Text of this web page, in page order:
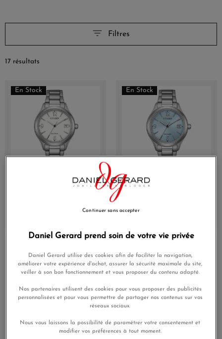
Filtres
17 résultats
En Stock
Montre Citizen Trendy
En Stock
Montre Citizen Trendy
Daniel Gerard prend soin de votre vie privée
Daniel Gerard utilise des cookies afin de faciliter la navigation,
améliorer votre expérience d'achat, assurer la sécurité maximale du site,
veiller à son bon fonctionnement et vous proposer du contenu adapté.
Nos partenaires utilisent des cookies pour vous proposer des publicités
personnalisées et pour vous permettre de partager nos contenus sur vos
réseaux sociaux.
Nous vous laissons la possibilité de paramétrer votre consentement et
modifier vos préférences à tout moment.
Continuer sans accepter